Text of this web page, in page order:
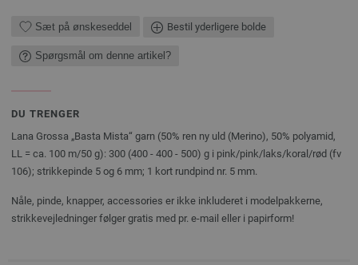
Sæt på ønskeseddel Bestil yderligere bolde
Spørgsmål om denne artikel?
DU TRENGER
Lana Grossa „Basta Mista“ garn (50% ren ny uld (Merino), 50% polyamid,
LL = ca. 100 m/50 g): 300 (400 - 400 - 500) g i pink/pink/laks/koral/rød (fv
106); strikkepinde 5 og 6 mm; 1 kort rundpind nr. 5 mm.
Nåle, pinde, knapper, accessories er ikke inkluderet i modelpakkerne,
strikkevejledninger følger gratis med pr. e-mail eller i papirform!